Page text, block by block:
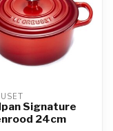
Signature
24cm